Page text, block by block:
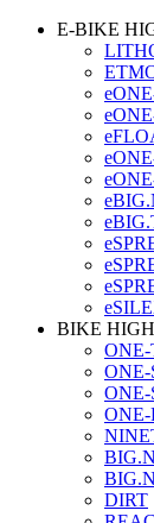
E-BIKE
BIKE
ONE-
ONE-
DIRT